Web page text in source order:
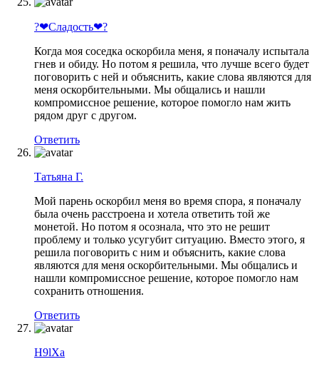
?❤Сладость❤?
Когда моя соседка оскорбила меня, я поначалу испытала
гнев и обиду. Но потом я решила, что лучше всего будет
поговорить с ней и объяснить, какие слова являются для
меня оскорбительными. Мы общались и нашли
компромиссное решение, которое помогло нам жить
рядом друг с другом.
Ответить
Татьяна Г.
Мой парень оскорбил меня во время спора, я поначалу
была очень расстроена и хотела ответить той же
монетой. Но потом я осознала, что это не решит
проблему и только усугубит ситуацию. Вместо этого, я
решила поговорить с ним и объяснить, какие слова
являются для меня оскорбительными. Мы общались и
нашли компромиссное решение, которое помогло нам
сохранить отношения.
Ответить
H9lXa